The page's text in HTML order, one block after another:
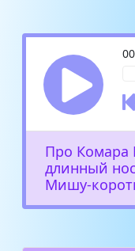
Про Комара
длинный
Мишу-